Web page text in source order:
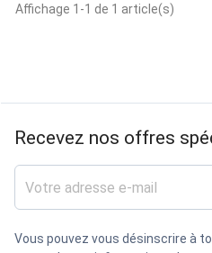
Affichage 1-1 de 1 article(s)
Recevez nos offres
Vous pouvez vous désinscrire à